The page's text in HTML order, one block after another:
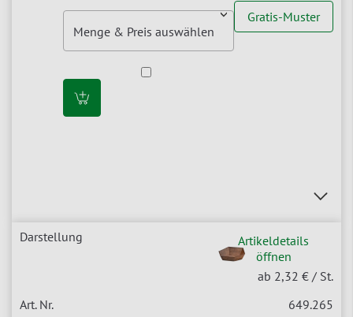
Gratis-Muster
Artikeldetails
öffnen
ab 2,32 € / St.
649.265